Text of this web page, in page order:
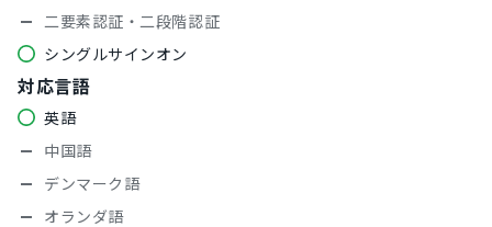
二要素認証・二段階認証
シングルサインオン
対応言語
英語
中国語
デンマーク語
オランダ語